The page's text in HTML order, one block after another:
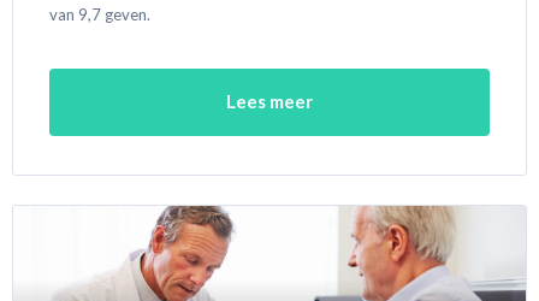
van 9,7 geven.
Lees meer